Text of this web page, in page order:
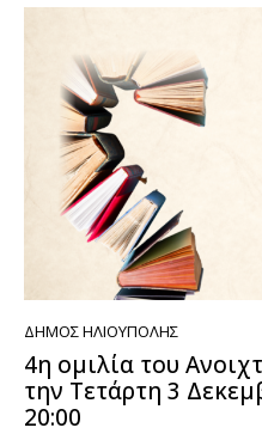
ΔΉΜΟΣ ΗΛΙΟΎΠΟΛΗΣ
4η ομιλία του
την Τετάρτη 3
20:00